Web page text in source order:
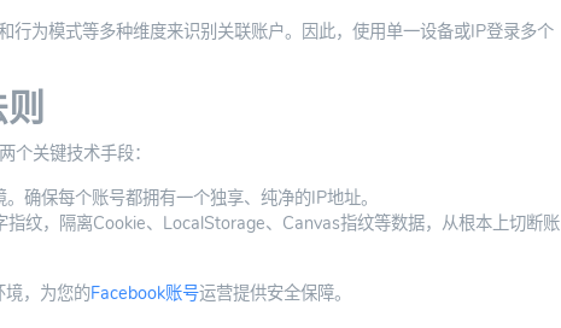
行为模式等多种维度来识别关联账户。因此，使用单一设备或IP登录多个
个关键技术手段：
确保每个账号都拥有一个独享、纯净的IP地址。
纹，隔离Cookie、LocalStorage、Canvas指纹等数据，从根本上切断账
境，为您的Facebook账号运营提供安全保障。